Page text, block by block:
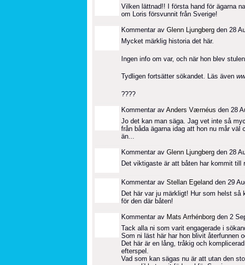
Vilken lättnad!! I första hand för ägarna
om Loris försvunnit från Sverige!
Kommentar av Glenn Ljungberg den 28
Mycket märklig historia det här.
Ingen info om var, och när hon blev
Tydligen fortsätter sökandet. Läs även
????
Kommentar av Anders Værnéus den 28
Jo det kan man säga. Jag vet inte så
från båda ägarna idag att hon nu mår väl
än...
Kommentar av Glenn Ljungberg den 28
Det viktigaste är att båten har kommit till
Kommentar av Stellan Egeland den 29
Det här var ju märkligt! Hur som helst
för den där båten!
Kommentar av Mats Arrhénborg den 2
Tack alla ni som varit engagerade i
Som ni läst här har hon blivit återfunnen
Det här är en lång, tråkig och
efterspel.
Vad som kan sägas nu är att utan den